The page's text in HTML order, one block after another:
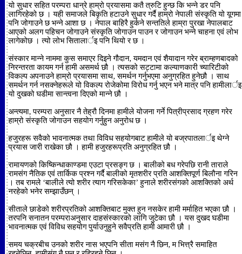
यो सुधार सहित परम्परा धान्रे हाम्रो प्रयासमा कतै त्रुटि हुन्छ कि भन्ने डर पनि
लागिरहेको छ । यही समाजले बिकृति हटाउने सुधार गर्दै हाम्रो नेपाली संस्कृति यो यूगमा
पनि जोगाउने छ भन्ने आशा छ । नेपाल बाहिरै हुर्कने सन्ततिले हाम्रा पुरखा नेपालबाट
आएको अलग पहिचन जोगाउने संस्कृति जोगाउन पाउन र जोगाउन भन्ने चाहना एवं लोभ
लागेकोछ । त्यो लोभ सितालार्इ पनि थियो र छ ।
संस्कार मान्ने नाममा कुस समाएर दिइने गौदान, यमदान एवं शैयादान गरेर ब्राम्हणबादको
निरन्तरता कायम गर्न हामी असमर्थ छौ । त्यसको सट्टामा कल्याणकारी च्यारिटीको
विकल्प अपनाउने हाम्रो प्रयासमा साथ, समर्थन गर्नुभएमा अनुग्रहित हुनेछौ । साथ
समर्थन गर्न नसक्नेहरूले यो विकल्प रोजेकोमा विरोध गर्नु भएन भने मात्र पनि हामीलार्इ
यो दुखको घडीमा सान्त्वना दिएको मान्ने छौ ।
अन्त्यमा, परम्परा अनुसार नै तेह्रौ दिनमा हामीले योजना गर्ने पित्रीप्रसाद ग्रहण गरेर
हाम्रो संस्कृति जोगाउन सहयोग गर्नुहुन अनुरोध छ ।
हजुरहरू सवैको भावनात्मक तथा विविध सहयोगबाट हामीले यो बज्रपातलार्इ थेग्ने
प्रयास जारी राखेका छौ । हामी हजुरहरूप्रति अनुग्रहित छौ ।
रामायणको किष्किन्धाकाण्डमा एउटा प्रसङ्ग छ । बालीको बध गरेपछि रानी ताराले
रामसंग नैतिक एवं तार्किक प्रश्न गर्दै बालीको मृतशरीर प्रति आशक्तिपूर्ण बिलौना गरिन
। तब रामले ‘बालीले त्यो शरीर त्याग गरिसकेका’ हुनाले शरीरसंगको आशक्तिको अर्थ
नरहेको भनेर सम्झाउँछन् ।
सीताले छाडेको शरीरप्रतिको आशक्तिबाट मुक्त हुन नसकेर हामी मर्माहित भएका छौ ।
तरपनि सनातन परम्पराअनुसार दाहसंस्कारको लागि जुटेका छौ । यस दुखद घडीमा
भावनात्मक एवं विविध सहयोग पुर्याउनुहुने सवैप्रति हामी आमारी छौ ।
समय चक्रबीच उनको शरीर नास भएपनि सीता मसंग नै छिन, म भित्त्रै समाहित